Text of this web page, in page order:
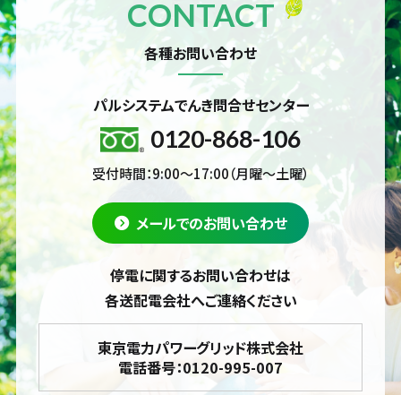
CONTACT
各種お問い合わせ
パルシステムでんき問合せセンター
0120-868-106
受付時間：9:00～17:00（月曜～土曜）
メールでのお問い合わせ
停電に関するお問い合わせは
各送配電会社へご連絡ください
東京電力パワーグリッド株式会社
電話番号：0120-995-007